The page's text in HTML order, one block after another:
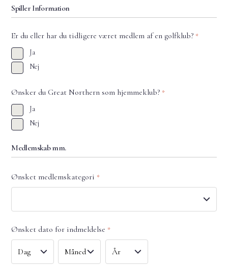
Spiller Information
Er du eller har du tidligere været medlem af en golfklub? *
Ja
Nej
Ønsker du Great Northern som hjemmeklub? *
Ja
Nej
Medlemskab mm.
Ønsket medlemskategori *
Ønsket dato for indmeldelse *